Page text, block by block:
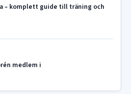
– komplett guide till träning och
medlem i